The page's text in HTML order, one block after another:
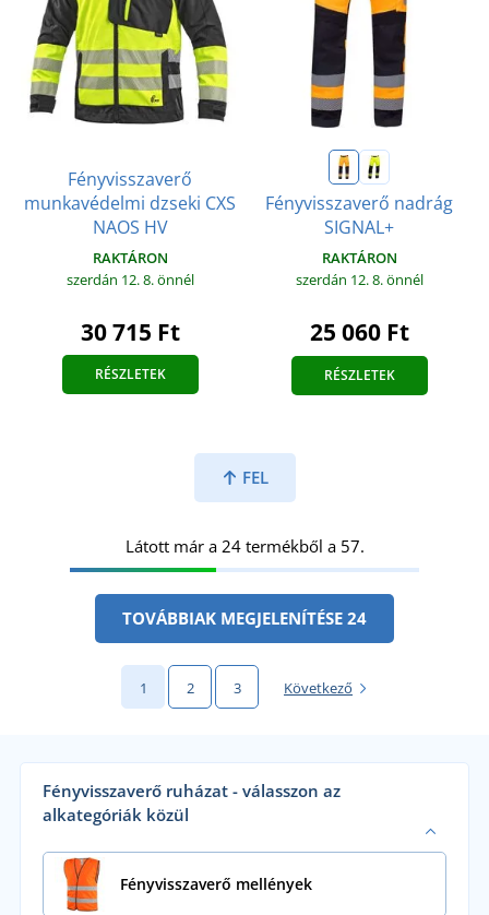
Fényvisszaverő
munkavédelmi dzseki CXS
NAOS HV
RAKTÁRON
szerdán 12. 8.önnél
30 715 Ft
RÉSZLETEK
Fényvisszaverő nadrág
SIGNAL+
RAKTÁRON
szerdán 12. 8.önnél
25 060 Ft
RÉSZLETEK
FEL
Látott már a 24 termékből a 57.
TOVÁBBIAK MEGJELENÍTÉSE 24
1 2 3 Következő
Fényvisszaverő ruházat - válasszon az
alkategóriák közül
Fényvisszaverő mellények